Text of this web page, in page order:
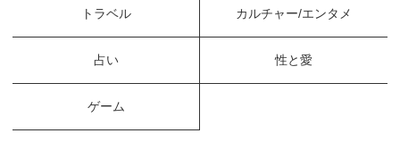
トラベル カルチャー/エンタメ
占い 性と愛
ゲーム